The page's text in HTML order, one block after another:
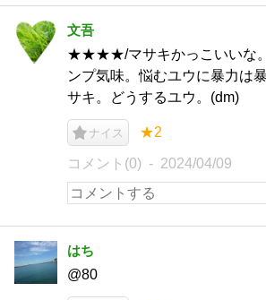
文吾
★★★★/マサキかっこいいな
ンプ気味。悩むユウに暴力は
サキ。どうするユウ。(dm)
ナイス ★2
コメント(0) 2024/04/09
はち
@80